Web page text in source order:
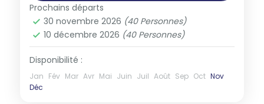
Prochains départs
30 novembre 2026 (40 Personnes)
10 décembre 2026 (40 Personnes)
Disponibilité :
Jan Fév Mar Avr Mai Juin Juil Août Sep Oct Nov
Déc